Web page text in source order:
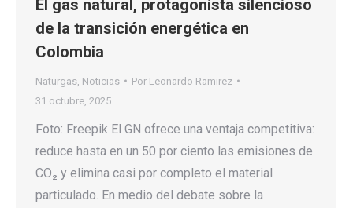
El gas natural, protagonista silencioso
de la transición energética en
Colombia
Naturgas Noticias Por Leonardo Ramirez
31 octubre, 2025
Foto: Freepik El GN ofrece una ventaja competitiva:
reduce hasta en un 50 por ciento las emisiones de
CO₂ y elimina casi por completo el material
particulado. En medio del debate sobre la